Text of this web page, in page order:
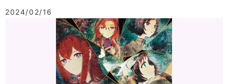
2024/02/16